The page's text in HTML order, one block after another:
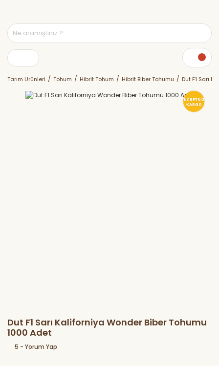
Tarım Ürünleri Tohum Hibrit Tohum Hibrit Biber Tohumu Dut F1 Sarı
ÜCRETSİZ
KARGO
Dut F1 Sarı Kaliforniya Wonder Biber Tohumu
1000 Adet
5 - Yorum Yap